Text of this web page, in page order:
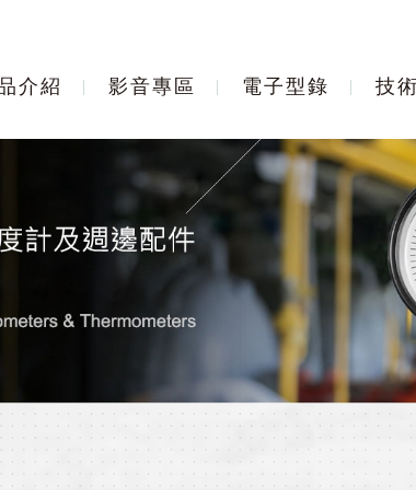
介紹 影音專區 電子型錄 技